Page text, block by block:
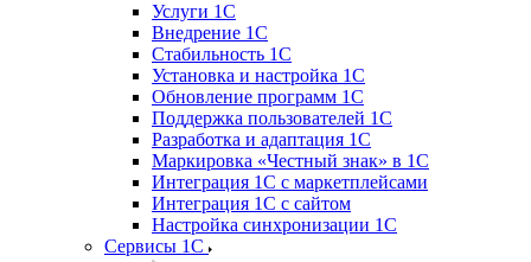
Услуги 1С
Внедрение 1С
Стабильность 1С
Установка и настройка 1С
Обновление программ 1С
Поддержка пользователей 1С
Разработка и адаптация 1С
Маркировка «Честный знак» в 1С
Интеграция 1С с маркетплейсами
Интеграция 1С с сайтом
Настройка синхронизации 1С
Сервисы 1С